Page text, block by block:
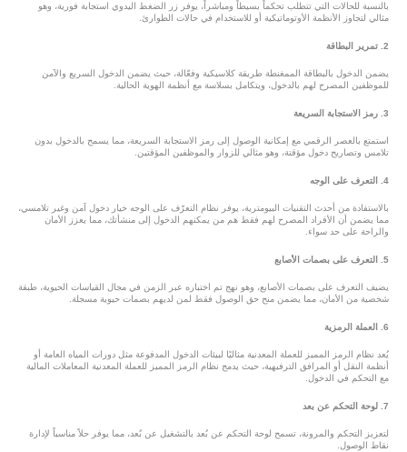
بالنسبة للحالات التي تتطلب تحكماً بسيطاً ومباشراً، يوفر زر الضغط اليدوي استجابة فورية، وهو
مثالي لتجاوز الأنظمة الأوتوماتيكية أو للاستخدام في حالات الطوارئ.
2. تمرير البطاقة
يضمن الدخول بالبطاقة الممغنطة طريقة كلاسيكية وفعّالة، حيث يضمن الدخول السريع والآمن
للموظفين المصرح لهم بالدخول، ويتكامل بسلاسة مع أنظمة الهوية الحالية.
3. رمز الاستجابة السريعة
استمتع بالعصر الرقمي مع إمكانية الوصول إلى رمز الاستجابة السريعة، مما يسمح بالدخول بدون
تلامس وتصاريح دخول مؤقتة، وهو مثالي للزوار والموظفين المؤقتين.
4. التعرف على الوجه
بالاستفادة من أحدث التقنيات البيومترية، يوفر نظام التعرّف على الوجه خيار دخول آمن وغير تلامسي،
مما يضمن أن الأفراد المصرح لهم فقط هم من يمكنهم الدخول إلى منشأتك، مما يعزز الأمان
والراحة على حد سواء.
5. التعرف على بصمات الأصابع
يضيف التعرف على بصمات الأصابع، وهو نهج تم اختباره عبر الزمن في مجال القياسات الحيوية، طبقة
شخصية من الأمان، مما يضمن منح حق الوصول فقط لمن لديهم بصمات حيوية مسجلة.
6. العملة الرمزية
يُعد نظام الرمز المميز للعملة المعدنية مثاليًا لبيئات الدخول المدفوعة مثل دورات المياه العامة أو
أنظمة النقل أو المرافق الترفيهية، حيث يدمج نظام الرمز المميز للعملة المعدنية المعاملات المالية
مع التحكم في الدخول.
7. لوحة التحكم عن بعد
لتعزيز التحكم والمرونة، تسمح لوحة التحكم عن بُعد بالتشغيل عن بُعد، مما يوفر حلاً مناسباً لإدارة
نقاط الوصول.